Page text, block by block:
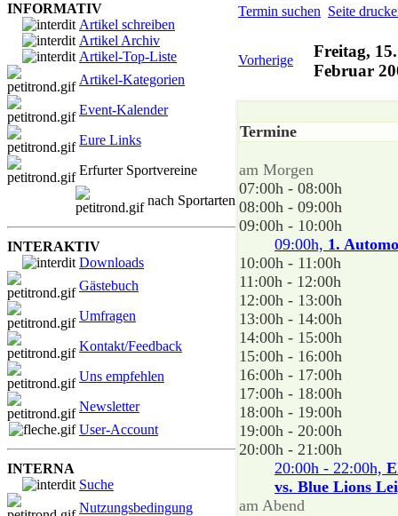
INFORMATIV
Artikel schreiben
Artikel Archiv
Artikel-Top-Liste
Artikel-Kategorien
Event-Kalender
Eure Links
Erfurter Sportvereine
nach Sportarten
INTERAKTIV
Downloads
Gästebuch
Umfragen
Kontakt/Feedback
Uns empfehlen
Newsletter
User-Account
INTERNA
Suche
Nutzungsbedingung
Termin suchen Seite
Vorherige
Freitag, 15.
Februar
Termine
am Morgen
07:00h - 08:00h
08:00h - 09:00h
09:00h - 10:00h
09:00h, 1.
10:00h - 11:00h
11:00h - 12:00h
12:00h - 13:00h
13:00h - 14:00h
14:00h - 15:00h
15:00h - 16:00h
16:00h - 17:00h
17:00h - 18:00h
18:00h - 19:00h
19:00h - 20:00h
20:00h - 21:00h
20:00h - 22:00h,
vs. Blue Lions
am Abend